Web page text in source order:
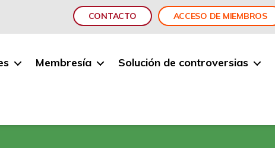
CONTACTO ACCESO DE MIEMBROS
Membresía Solución de controversias